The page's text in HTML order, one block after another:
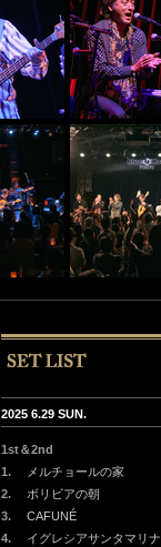
2025 6.29 SUN.
1st＆2nd
1.
メルチョールの家
2.
ボリビアの朝
3.
CAFUNÉ
4.
イグレシアサンタマリナ